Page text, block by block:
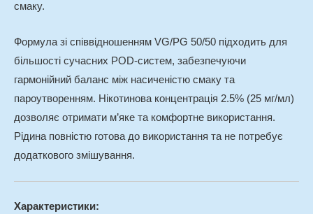
смаку.
Формула зі співвідношенням VG/PG 50/50 підходить для
більшості сучасних POD-систем, забезпечуючи
гармонійний баланс між насиченістю смаку та
пароутворенням. Нікотинова концентрація 2.5% (25 мг/мл)
дозволяє отримати м’яке та комфортне використання.
Рідина повністю готова до використання та не потребує
додаткового змішування.
Характеристики: